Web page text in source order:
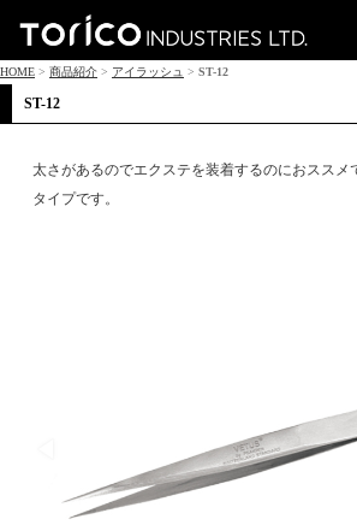
HOME > 商品紹介 > アイラッシュ > ST-12
ST-12
太さがあるのでエクステを装着するのにおススメ
タイプです。